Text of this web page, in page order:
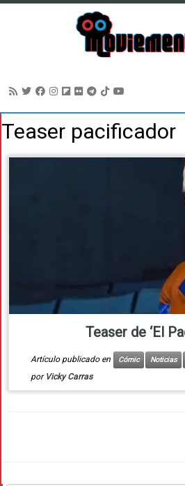
Teaser pacificador
Teaser de ‘El
Artículo publicado en Cómic Noticias
por Vicky Carras